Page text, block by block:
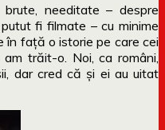
needitate – despre
fi filmate – cu minime
în față o istorie pe care cei
trăit-o. Noi, ca români,
dar cred că și ei au uitat